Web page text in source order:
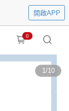
開啟APP
0
1/10